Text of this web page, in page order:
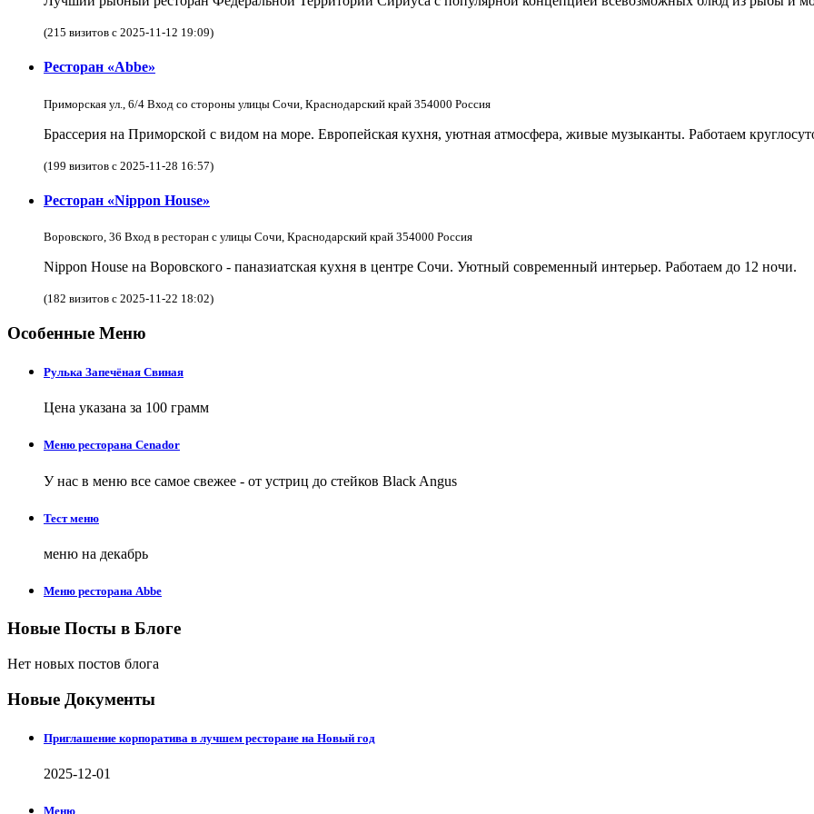
(215 визитов с 2025-11-12 19:09)
Ресторан «Abbe»
Приморская ул., 6/4 Вход со стороны улицы Сочи, Краснодарский край 354000 Россия
Брассерия на Приморской с видом на море. Европейская кухня, уютная атмосфера, живые музыканты. Работаем
(199 визитов с 2025-11-28 16:57)
Ресторан «Nippon House»
Воровского, 36 Вход в ресторан с улицы Сочи, Краснодарский край 354000 Россия
Nippon House на Воровского - паназиатская кухня в центре Сочи. Уютный современный интерьер. Работаем до 12 ночи.
(182 визитов с 2025-11-22 18:02)
Особенные Меню
Рулька Запечёная Свиная
Цена указана за 100 грамм
Меню ресторана Cenador
У нас в меню все самое свежее - от устриц до стейков Black Angus
Тест меню
меню на декабрь
Меню ресторана Abbe
Новые Посты в Блоге
Нет новых постов блога
Новые Документы
Приглашение корпоратива в лучшем ресторане на Новый год
2025-12-01
Меню